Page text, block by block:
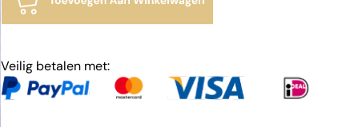
Veilig betalen met: